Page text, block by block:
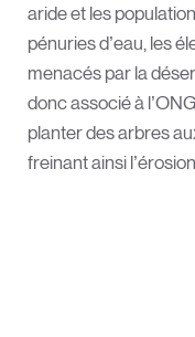
aride et les
pénuries d’eau, les
menacés par la
donc associé à
planter des arbres
freinant ainsi